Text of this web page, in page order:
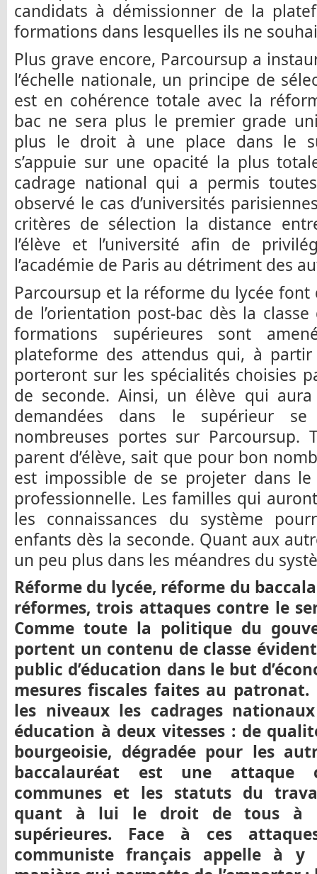
candidats à démissionner de la
formations dans lesquelles ils ne
Plus grave encore, Parcoursup a
l’échelle nationale, un principe de
est en cohérence totale avec la
bac ne sera plus le premier grade
plus le droit à une place dans le
s’appuie sur une opacité la plus
cadrage national qui a permis
observé le cas d’universités
critères de sélection la distance
l’élève et l’université afin de
l’académie de Paris au détriment des
Parcoursup et la réforme du lycée
de l’orientation post-bac dès la
formations supérieures sont
plateforme des attendus qui, à
porteront sur les spécialités choisies
de seconde. Ainsi, un élève qui
demandées dans le supérieur
nombreuses portes sur Parcoursup.
parent d’élève, sait que pour bon
est impossible de se projeter dans
professionnelle. Les familles qui
les connaissances du système
enfants dès la seconde. Quant aux
un peu plus dans les méandres du
Réforme du lycée, réforme du
réformes, trois attaques contre le
Comme toute la politique du
portent un contenu de classe
public d’éducation dans le but
mesures fiscales faites au
les niveaux les cadrages
éducation à deux vitesses : de
bourgeoisie, dégradée pour les
baccalauréat est une attaque
communes et les statuts du
quant à lui le droit de tous à
supérieures. Face à ces
communiste français appelle à